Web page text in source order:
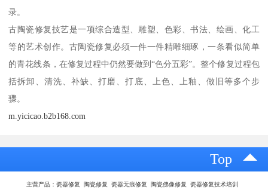
录。
古陶瓷修复技艺是一项综合造型、雕塑、色彩、书法、绘画、化工
等的艺术创作。古陶瓷修复必须一件一件精雕细琢，一条看似简单
的青花线条，在修复过程中仍然要做到“色分五彩”。整个修复过程包
括拆卸、清洗、补缺、打磨、打底、上色、上釉、做旧等多个步
骤。
m.yicicao.b2b168.com
Top
主营产品：瓷器修复 陶瓷修复 瓷器无痕修复 陶瓷佛像修复 瓷器修复技术培训